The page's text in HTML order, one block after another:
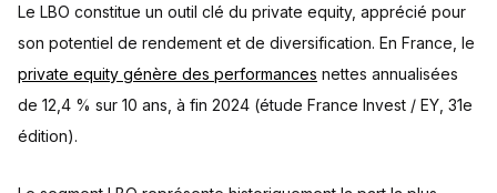
Le LBO constitue un outil clé du private equity, apprécié pour
son potentiel de rendement et de diversification. En France, le
private equity génère des performances nettes annualisées
de 12,4 % sur 10 ans, à fin 2024 (étude France Invest / EY, 31e
édition).